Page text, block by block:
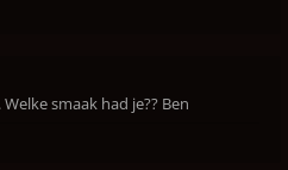
smaak had je?? Ben